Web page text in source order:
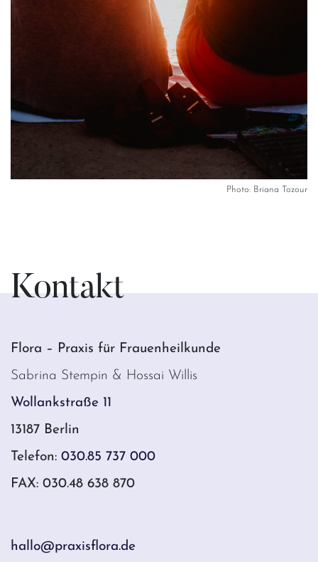
Photo: Briana Tozour
Kontakt
Flora – Praxis für Frauenheilkunde
Sabrina Stempin & Hossai Willis
Wollankstraße 11
13187 Berlin
Telefon: 030.85 737 000
FAX: 030.48 638 870
hallo@praxisflora.de